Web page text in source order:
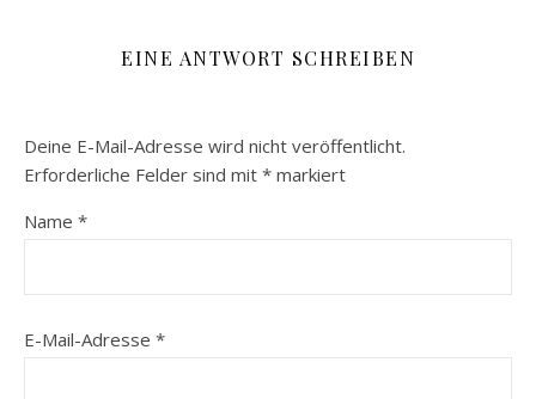
EINE ANTWORT SCHREIBEN
Deine E-Mail-Adresse wird nicht veröffentlicht.
Erforderliche Felder sind mit * markiert
Name *
E-Mail-Adresse *